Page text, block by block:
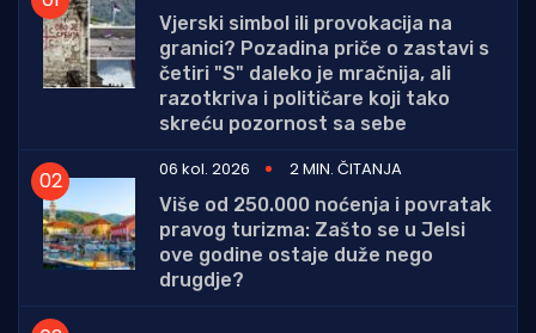
Vjerski simbol ili provokacija na
granici? Pozadina priče o zastavi s
četiri "S" daleko je mračnija, ali
razotkriva i političare koji tako
skreću pozornost sa sebe
06 kol. 2026
2 MIN. ČITANJA
Više od 250.000 noćenja i povratak
pravog turizma: Zašto se u Jelsi
ove godine ostaje duže nego
drugdje?